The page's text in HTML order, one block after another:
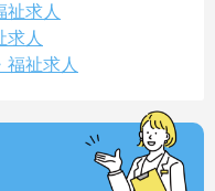
祉求人
求人
祉求人